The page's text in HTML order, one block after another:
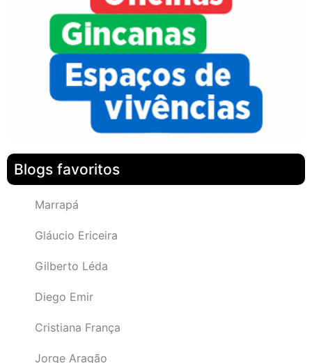
Blogs favoritos
Marrapá
Gláucio Ericeira
Gilberto Léda
Diego Emir
Cristiana França
Jorge Aragão